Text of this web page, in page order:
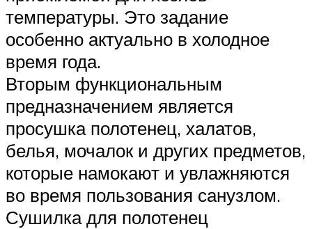
температуры. Это задание
особенно актуально в холодное
время года.
Вторым функциональным
предназначением является
просушка полотенец, халатов,
белья, мочалок и других предметов,
которые намокают и увлажняются
во время пользования санузлом.
Сушилка для полотенец